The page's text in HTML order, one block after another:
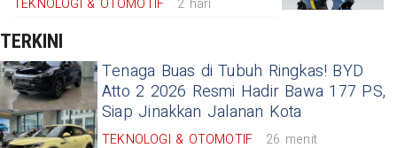
TEKNOLOGI & OTOMOTIF 2 hari
TERKINI
Tenaga Buas di Tubuh Ringkas! BYD
Atto 2 2026 Resmi Hadir Bawa 177 PS,
Siap Jinakkan Jalanan Kota
TEKNOLOGI & OTOMOTIF 26 menit